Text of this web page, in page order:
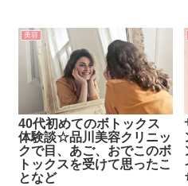
美容
40代初めてのボトックス
体験談☆品川美容クリニッ
クで目、あご、おでこのボ
トックスを受けて思ったこ
となど